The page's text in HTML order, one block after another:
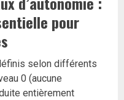
pour
selon différents
0 (aucune
entièrement